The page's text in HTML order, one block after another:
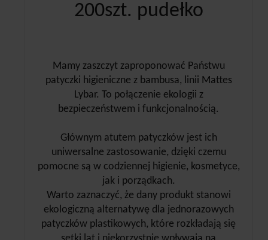
200szt. pudełko
Mamy zaszczyt zaproponować Państwu
patyczki higieniczne z bambusa, linii Mattes
Lybar. To połączenie ekologii z
bezpieczeństwem i funkcjonalnością.
Głównym atutem patyczków jest ich
uniwersalne zastosowanie, dzięki czemu
pomocne są w codziennej higienie, kosmetyce,
jak i porządkach.
Warto zaznaczyć, że dany produkt stanowi
ekologiczną alternatywę dla jednorazowych
patyczków plastikowych, które rozkładają się